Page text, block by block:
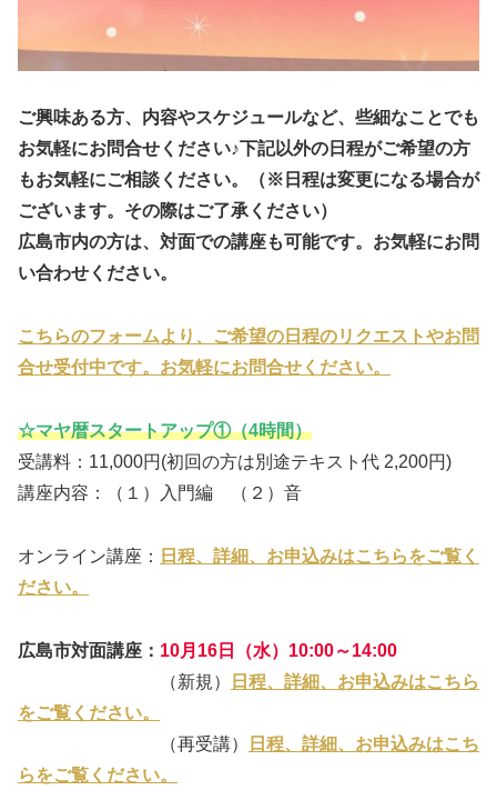
ご興味ある方、内容やスケジュールなど、些細なことでも
お気軽にお問合せください♪下記以外の日程がご希望の方
もお気軽にご相談ください。（※日程は変更になる場合が
ございます。その際はご了承ください）
広島市内の方は、対面での講座も可能です。お気軽にお問
い合わせください。
こちらのフォームより、ご希望の日程のリクエストやお問
合せ受付中です。お気軽にお問合せください。
☆マヤ暦スタートアップ①（4時間）
受講料：11,000円(初回の方は別途テキスト代 2,200円)
講座内容：（１）入門編 （２）音
オンライン講座：
日程、詳細、お申込みはこちらをご覧く
ださい。
広島市対面講座： 10月16日（水）10:00～14:00
（新規）
日程、詳細、お申込みはこちら
をご覧ください。
（再受講）
日程、詳細、お申込みはこち
らをご覧ください。